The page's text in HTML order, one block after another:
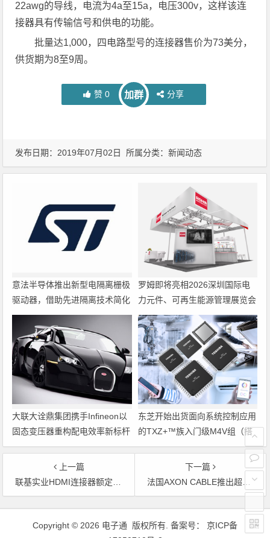
22awg的导线，电流为4a至15a，电压300v，这样该连
接器具有传输信号和供电的功能。
批量达1,000，四电路型号的连接器售价为73美分，
供货期为8至9周。
赞 0 加群 分享
发布日期：2019年07月02日 所属分类：新闻动态
意法半导体推出新型电隔离栅极
驱动器，借助先进隔离技术简化
电源设计
罗姆即将亮相2026深圳国际电
力元件、可再生能源管理展览会
暨研讨会
大联大诠鼎集团携手Infineon以
固态变压器重构配电效率新标杆
东芝开始出货面向系统控制应用
的TXZ+™族入门级M4V组（搭
载Arm Cortex‑M4内核的标准微
控制器）工程样品
上一篇
联基实业HDMI连接器额定电压高达40V
下一篇
法国AXON CABLE推出超微D型定位连接器
文章导航
Copyright © 2026 电子通 版权所有. 备案号： 京ICP备